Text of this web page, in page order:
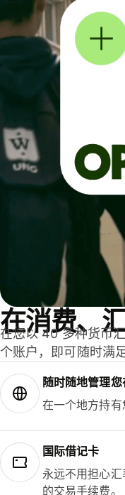
在消费、
在您以 40 多种货币
个账户，即可随时满
随时随地管理您
在一个地方持有
国际借记卡
永远不用担心
的交易手续费。